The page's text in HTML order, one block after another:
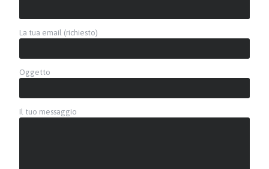
La tua email (richiesto)
Oggetto
Il tuo messaggio